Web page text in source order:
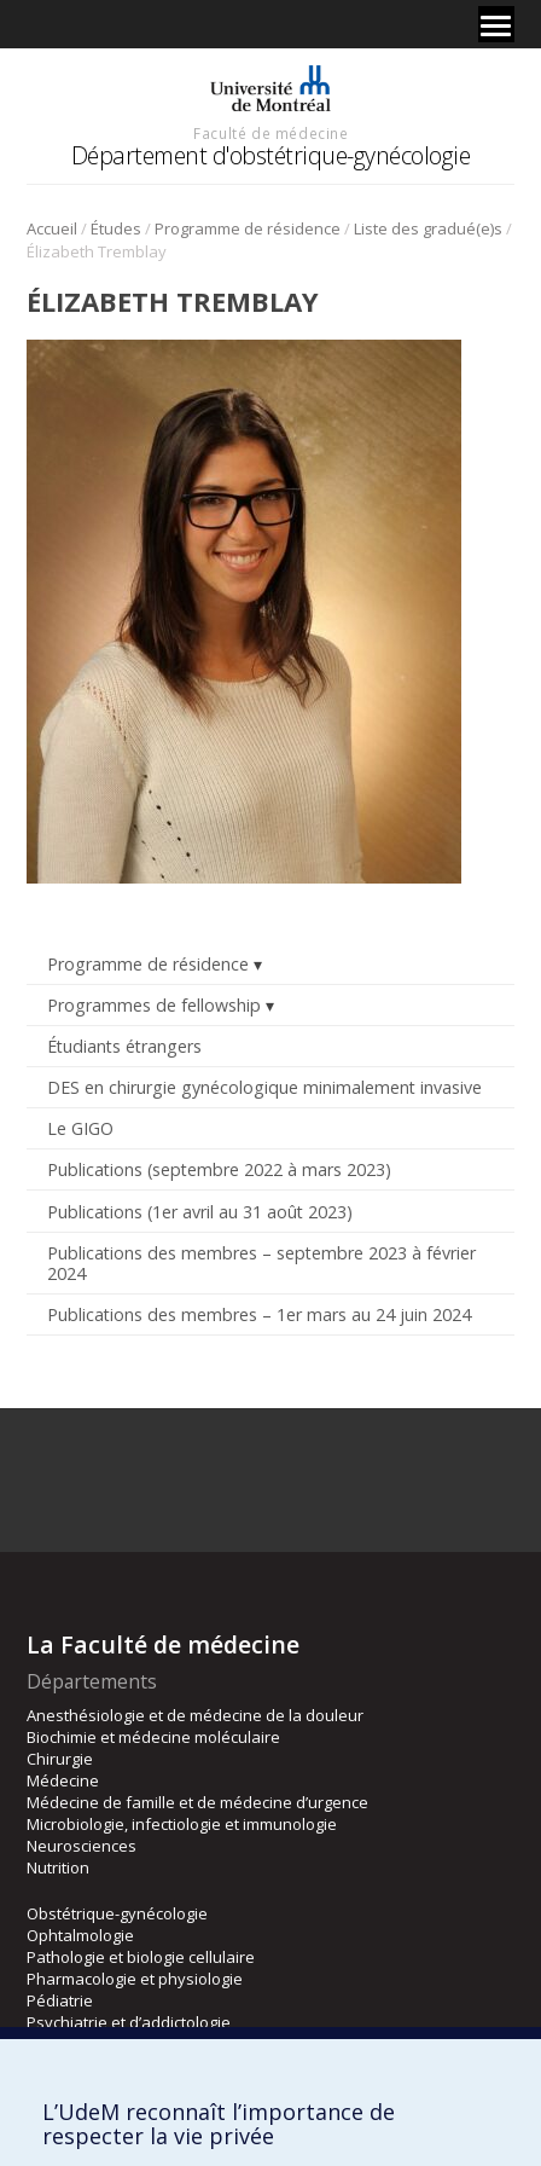
Faculté de médecine
Département d'obstétrique-gynécologie
Accueil / Études / Programme de résidence / Liste des gradué(e)s /
Élizabeth Tremblay
Programme de résidence
Programmes de fellowship
Étudiants étrangers
DES en chirurgie gynécologique minimalement invasive
Le GIGO
Publications (septembre 2022 à mars 2023)
Publications (1er avril au 31 août 2023)
Publications des membres – septembre 2023 à février
2024
Publications des membres – 1er mars au 24 juin 2024
ÉLIZABETH TREMBLAY
La Faculté de médecine
Départements
Anesthésiologie et de médecine de la douleur
Biochimie et médecine moléculaire
Chirurgie
Médecine
Médecine de famille et de médecine d’urgence
Microbiologie, infectiologie et immunologie
Neurosciences
Nutrition
Obstétrique-gynécologie
Ophtalmologie
Pathologie et biologie cellulaire
Pharmacologie et physiologie
Pédiatrie
Psychiatrie et d’addictologie
Radiologie, radio-oncologie et médecine nucléaire
Écoles
L’UdeM reconnaît l’importance de
respecter la vie privée